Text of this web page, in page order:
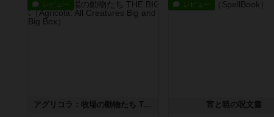
レビュー
アグリコラ：牧場の動物たち THE BIG BOX
レビュー
宵と暁の呪文書